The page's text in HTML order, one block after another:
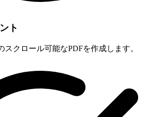
ト
スクロール可能なPDFを作成します。